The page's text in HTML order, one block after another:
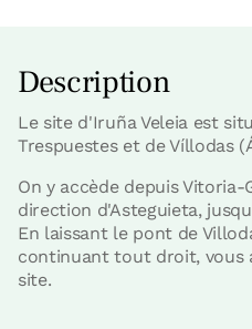
Description
Le site d'Iruña Veleia est
Trespuestes et de Víllodas
On y accède depuis
direction d'Asteguieta,
En laissant le pont de
continuant tout droit, vous
site.